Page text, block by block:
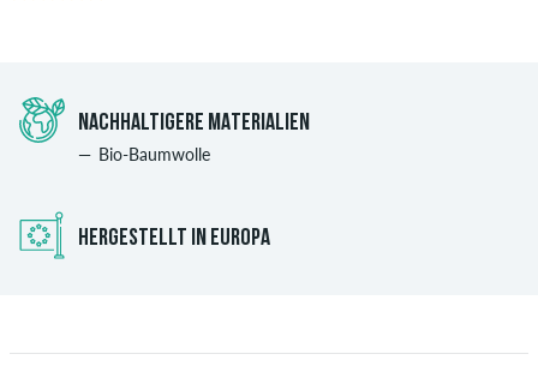
NACHHALTIGERE MATERIALIEN
Bio-Baumwolle
HERGESTELLT IN EUROPA